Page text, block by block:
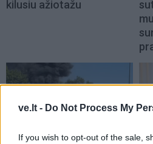
ve.lt - Do Not Process My
If you wish to opt-out of the sale,
kilusiu ažiotažu